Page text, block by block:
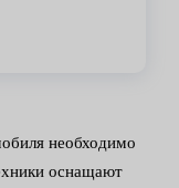
необходимо
оснащают